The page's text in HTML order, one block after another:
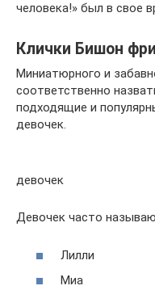
человека!» был в свое
Клички Бишон
Миниатюрного и
соответственно
подходящие и
девочек.
девочек
Девочек часто
Лилли
Миа